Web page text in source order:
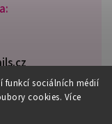
funkcí sociálních médií
cookies. Více